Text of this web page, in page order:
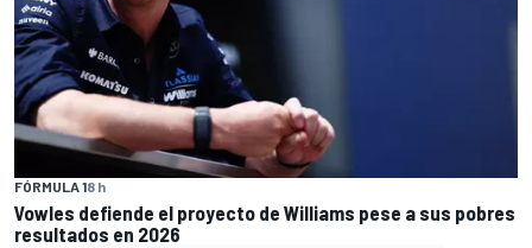
FÓRMULA 18 h
Vowles defiende el proyecto de Williams pese a sus pobres
resultados en 2026